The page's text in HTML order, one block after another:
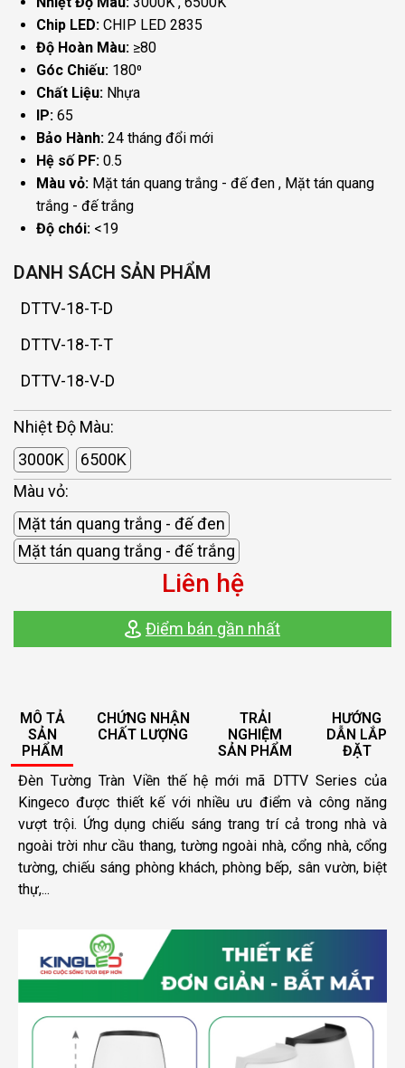
Chip LED: CHIP LED 2835
Độ Hoàn Màu: ≥80
Góc Chiếu: 180⁰
Chất Liệu: Nhựa
IP: 65
Bảo Hành: 24 tháng đổi mới
Hệ số PF: 0.5
Màu vỏ: Mặt tán quang trắng - đế đen
Mặt tán quang
trắng - đế trắng
Độ chói: <19
DANH SÁCH SẢN PHẨM
DTTV-18-T-D
DTTV-18-T-T
DTTV-18-V-D
DTTV-18-V-T
Nhiệt Độ Màu:
3000K
6500K
Màu vỏ:
Mặt tán quang trắng - đế đen
Mặt tán quang trắng - đế trắng
Liên hệ
Điểm bán gần nhất
MÔ TẢ
SẢN
PHẨM
CHỨNG NHẬN
CHẤT LƯỢNG
TRẢI
NGHIỆM
SẢN PHẨM
HƯỚNG
DẪN LẮP
ĐẶT
Đèn Tường Tràn Viền thế hệ mới mã DTTV Series của
Kingeco được thiết kế với nhiều ưu điểm và công năng
vượt trội. Ứng dụng chiếu sáng trang trí cả trong nhà và
ngoài trời như cầu thang, tường ngoài nhà, cổng nhà, cổng
tường, chiếu sáng phòng khách, phòng bếp, sân vườn, biệt
thự,...